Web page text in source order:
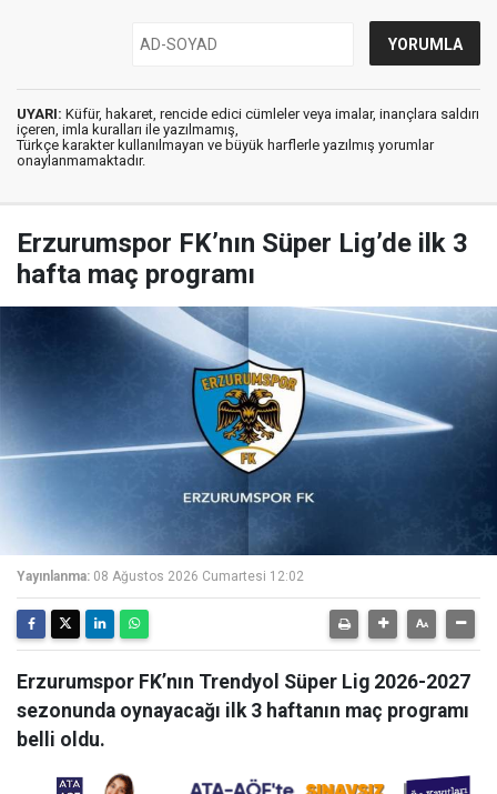
UYARI: Küfür, hakaret, rencide edici cümleler veya imalar, inançlara saldırı
içeren, imla kuralları ile yazılmamış,
Türkçe karakter kullanılmayan ve büyük harflerle yazılmış yorumlar
onaylanmamaktadır.
Erzurumspor FK’nın Süper Lig’de ilk 3
hafta maç programı
Yayınlanma: 08 Ağustos 2026 Cumartesi 12:02
Erzurumspor FK’nın Trendyol Süper Lig 2026-2027
sezonunda oynayacağı ilk 3 haftanın maç programı
belli oldu.